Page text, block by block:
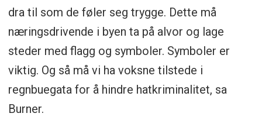
dra til som de føler seg trygge. Dette må
næringsdrivende i byen ta på alvor og lage
steder med flagg og symboler. Symboler er
viktig. Og så må vi ha voksne tilstede i
regnbuegata for å hindre hatkriminalitet, sa
Burner.